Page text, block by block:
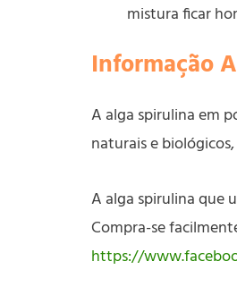
mistura ficar
Informação
A alga spirulina em
naturais e
A alga spirulina que
Compra-se
https://